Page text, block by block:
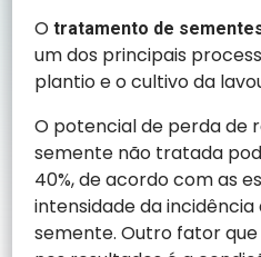
Otratamento de
um dos principais
plantio e o cultivo da
O potencial de perda de
semente não tratada
40%, de acordo com as
intensidade da
semente. Outro fator